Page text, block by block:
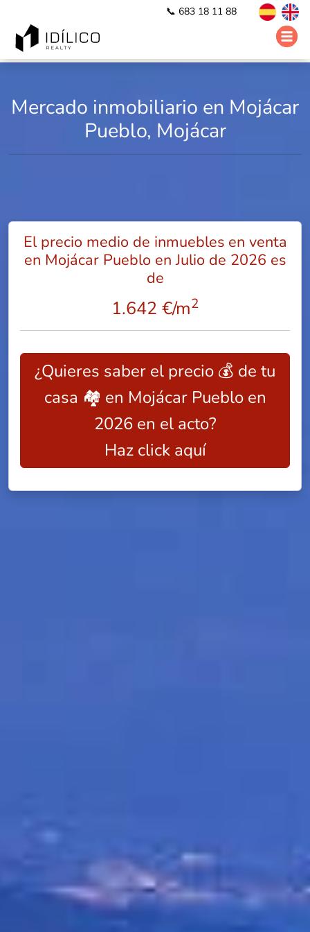
📞 683 18 11 88
Mercado inmobiliario en Mojácar
Pueblo, Mojácar
El precio medio de inmuebles en venta
en Mojácar Pueblo en Julio de 2026 es
de
1.642 €/m2
¿Quieres saber el precio 💰 de tu
casa 🏘️ en Mojácar Pueblo en
2026 en el acto?
Haz click aquí